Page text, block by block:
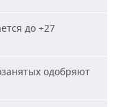
до +27
одобряют